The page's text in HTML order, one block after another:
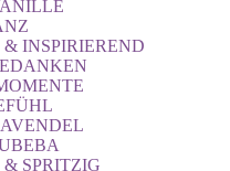
INSPIRIEREND
SPRITZIG